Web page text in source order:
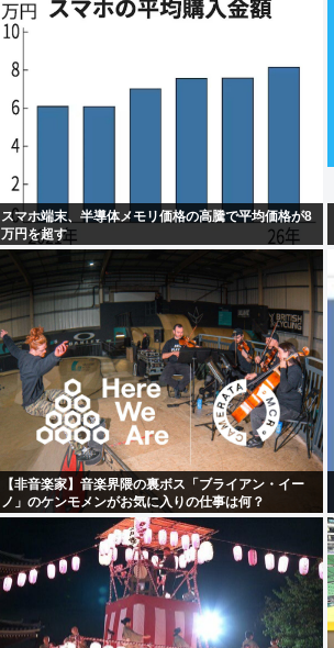
スマホ端末、半導体メモリ価格の高騰で平均価格が8
万円を超す
【非音楽家】音楽界隈の裏ボス「ブライアン・イー
ノ」のケンモメンがお気に入りの仕事は何？